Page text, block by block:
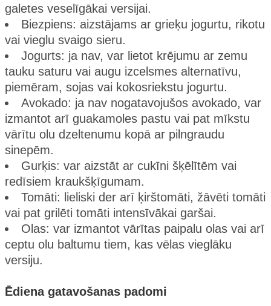
galetes veselīgākai versijai.
Biezpiens: aizstājams ar grieķu jogurtu, rikotu
vai vieglu svaigo sieru.
Jogurts: ja nav, var lietot krējumu ar zemu
tauku saturu vai augu izcelsmes alternatīvu,
piemēram, sojas vai kokosriekstu jogurtu.
Avokado: ja nav nogatavojušos avokado, var
izmantot arī guakamoles pastu vai pat mīkstu
vārītu olu dzeltenumu kopā ar pilngraudu
sinepēm.
Gurķis: var aizstāt ar cukīni šķēlītēm vai
redīsiem kraukšķīgumam.
Tomāti: lieliski der arī ķirštomāti, žāvēti tomāti
vai pat grilēti tomāti intensīvākai garšai.
Olas: var izmantot vārītas paipalu olas vai arī
ceptu olu baltumu tiem, kas vēlas vieglāku
versiju.
Ēdiena gatavošanas padomi